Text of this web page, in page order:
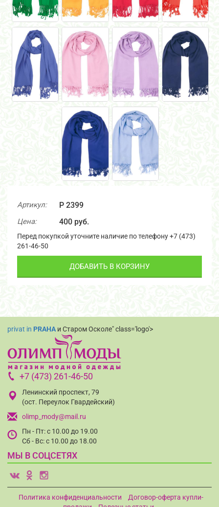
Артикул: P 2399
Цена: 400 руб.
Перед покупкой уточните наличие по телефону +7 (473)
261-46-50
ДОБАВИТЬ В КОРЗИНУ
privat in PRAHA и Старом Осколе" class='logo'>
+7 (473) 261-46-50
Ленинский проспект, 79
(ост. Переулок Гвардейский)
olimp_mody@mail.ru
Пн - Пт: с 10.00 до 19.00
Сб - Вс: с 10.00 до 18.00
МЫ В СОЦСЕТЯХ
v o i
Политика конфиденциальности
Договор-оферта купли-